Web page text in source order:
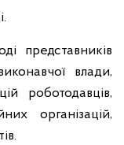
представників
влади,
роботодавців,
організацій,